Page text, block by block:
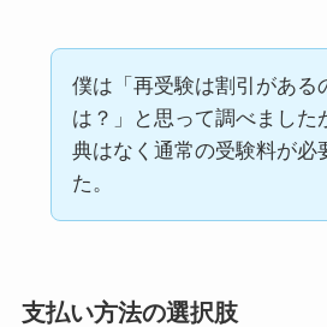
僕は「再受験は割引がある
は？」と思って調べました
典はなく通常の受験料が必
た。
支払い方法の選択肢